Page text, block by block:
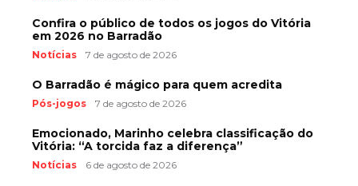
Confira o público de todos os jogos do Vitória
em 2026 no Barradão
Notícias 7 de agosto de 2026
O Barradão é mágico para quem acredita
Pós-jogos 7 de agosto de 2026
Emocionado, Marinho celebra classificação do
Vitória: “A torcida faz a diferença”
Notícias 6 de agosto de 2026